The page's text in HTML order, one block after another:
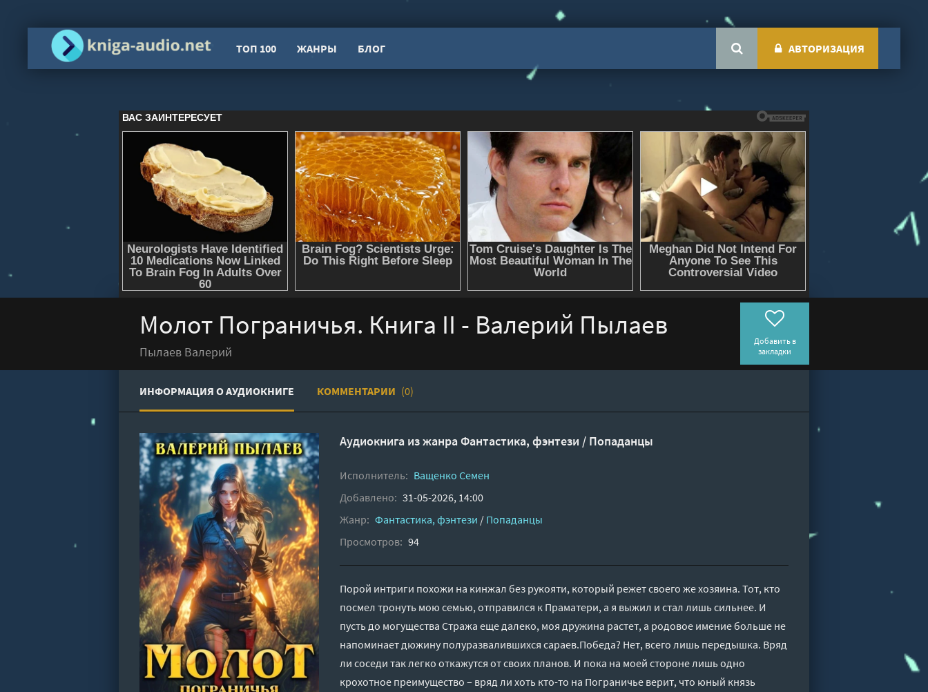
ТОП 100 ЖАНРЫ БЛОГ АВТОРИЗАЦИЯ
Молот Пограничья. Книга II - Валерий Пылаев
Пылаев Валерий
Добавить в
закладки
ИНФОРМАЦИЯ О АУДИОКНИГЕ КОММЕНТАРИИ (0)
Аудиокнига из жанраФантастика, фэнтези / Попаданцы
Исполнитель: Ващенко Семен
Добавлено: 31-05-2026, 14:00
Жанр: Фантастика, фэнтези / Попаданцы
Просмотров: 94
Порой интриги похожи на кинжал без рукояти, который режет своего же хозяина. Тот, кто
посмел тронуть мою семью, отправился к Праматери, а я выжил и стал лишь сильнее. И
пусть до могущества Стража еще далеко, моя дружина растет, а родовое имение больше не
напоминает дюжину полуразвалившихся сараев.Победа? Нет, всего лишь передышка. Вряд
ли соседи так легко откажутся от своих планов. И пока на моей стороне лишь одно
крохотное преимущество – вряд ли хоть кто-то на Пограничье верит, что юный князь